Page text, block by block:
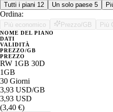
Tutti i piani 12 Un solo paese 5
Ordina:
Più economico Prezzo/GB Più
NOME DEL PIANO
DATI
VALIDITÀ
PREZZO/GB
PREZZO
RW 1GB 30D
1GB
30 Giorni
3,93 USD/GB
3,93 USD
(3,40 €)